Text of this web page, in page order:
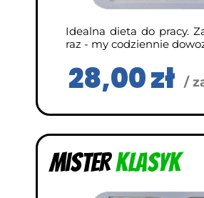
MisterKlasyk
/
28,00 zł
Idealna dieta do pracy.
raz - my codziennie